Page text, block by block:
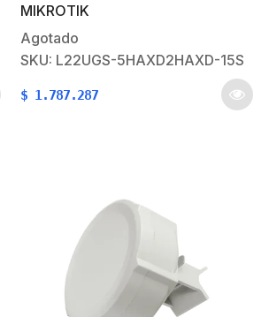
base de antena sectorial de doble
banda mANTBox.Un equipo
potente para todas sus
necesidades de redes exteriores,
¡perfecto para campamentos,
MIKROTIK
Agotado
SKU: L22UGS-5HAXD2HAXD-15S
$ 1.787.287